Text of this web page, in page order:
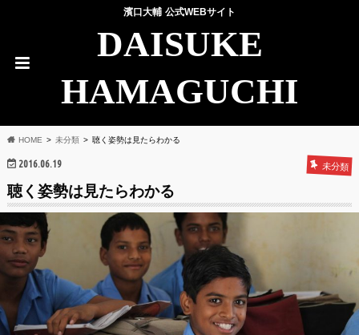
濱口大輔 公式WEBサイト
DAISUKE
HAMAGUCHI
HOME 未分類 聴く姿勢は見たらわかる
2016.06.19 未分類
聴く姿勢は見たらわかる